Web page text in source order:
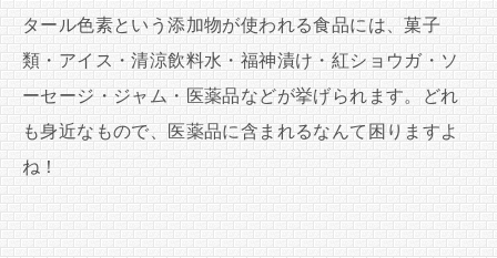
タール色素という添加物が使われる食品には、菓子
類・アイス・清涼飲料水・福神漬け・紅ショウガ・ソ
ーセージ・ジャム・医薬品などが挙げられます。どれ
も身近なもので、医薬品に含まれるなんて困りますよ
ね！